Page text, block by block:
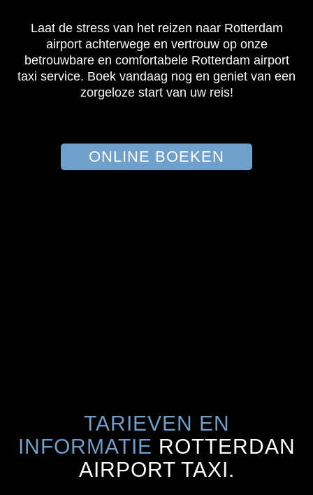
Laat de stress van het reizen naar Rotterdam
airport achterwege en vertrouw op onze
betrouwbare en comfortabele Rotterdam airport
taxi service. Boek vandaag nog en geniet van een
zorgeloze start van uw reis!
ONLINE BOEKEN
TARIEVEN EN
INFORMATIE ROTTERDAN
AIRPORT TAXI.